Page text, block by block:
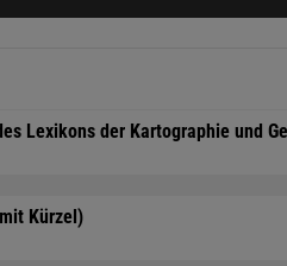
Lexikons der Kartographie und
Kürzel)